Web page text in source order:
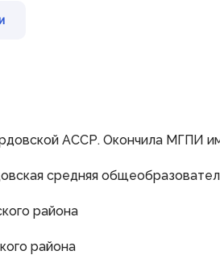
АССР. Окончила МГПИ
средняя
района
района